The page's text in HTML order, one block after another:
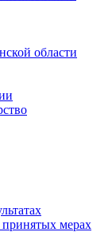
области
мерах